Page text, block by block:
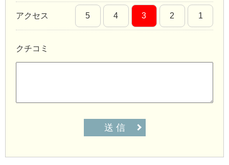
アクセス 5 4 3 2 1
クチコミ
送 信